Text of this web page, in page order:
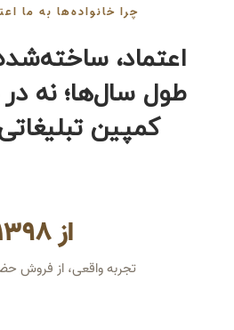
چرا خانواده‌ها به ما
اعتماد،
طول سال‌ها؛ نه
کمپین
از ۱۳۹۸
تجربه واقعی، از فروش